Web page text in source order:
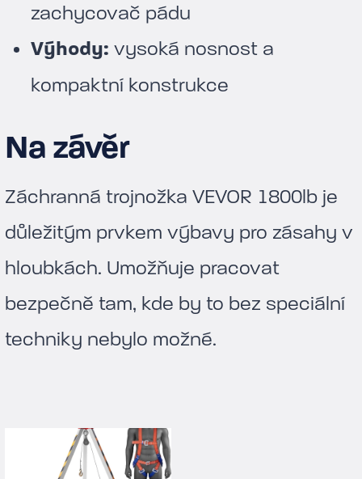
zachycovač pádu
Výhody: vysoká nosnost a
kompaktní konstrukce
Na závěr
Záchranná trojnožka VEVOR 1800lb je
důležitým prvkem výbavy pro zásahy v
hloubkách. Umožňuje pracovat
bezpečně tam, kde by to bez speciální
techniky nebylo možné.